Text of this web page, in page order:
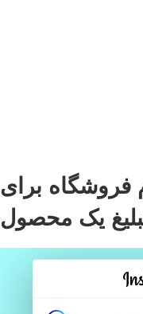
فروشگاه برای